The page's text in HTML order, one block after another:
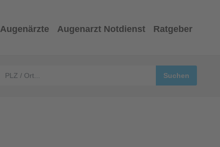
Augenärzte Augenarzt Notdienst Ratgeber